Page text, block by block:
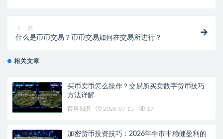
下一篇
什么是币币交易？币币交易如何在交易所进行？
相关文章
买币卖币怎么操作？交易所买卖数字货币技巧
方法详解
百科知识 2026-07-15 17
加密货币投资技巧：2026年牛市中稳健盈利的